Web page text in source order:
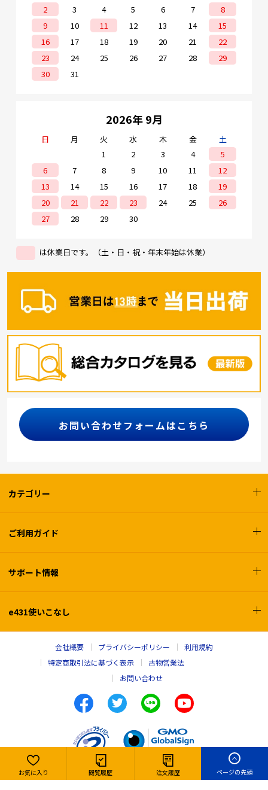
お気に入り 閲覧履歴 注文履歴 ページの先頭
2
3 4 5 6 7
8
9
10 11 12 13 14
15
16
17 18 19 20 21
22
23
24 25 26 27 28
29
30
31
2026年 9月
日 月 火 水 木 金
土
1
2 3 4
5
6
7 8 9 10 11
12
13
14 15 16 17 18
19
20
21 22 23 24 25
26
27
28 29 30
は休業日です。（土・日・祝・年末年始は休業）
お問い合わせフォームはこちら
カテゴリー
ご利用ガイド
サポート情報
e431使いこなし
会社概要 プライバシーポリシー
利用規約
特定商取引法に基づく表示
古物営業法
お問い合わせ
Copyright © e431, INC. All rights reserved,